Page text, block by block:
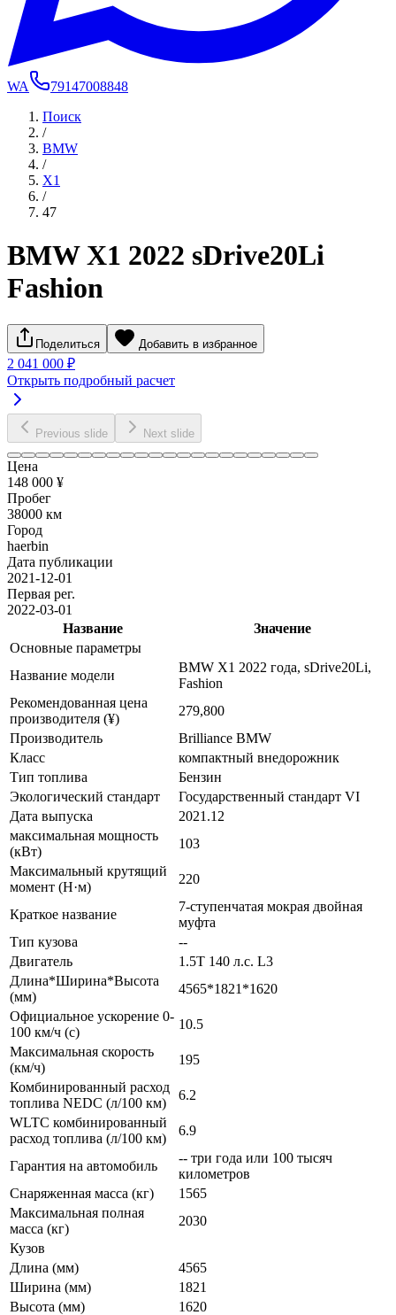
WA
79147008848
Поиск
/
BMW
/
X1
/
47
BMW X1 2022 sDrive20Li
Fashion
Поделиться Добавить в избранное
2 041 000 ₽
Открыть подробный расчет
Previous slide Next slide
Цена
148 000 ¥
Пробег
38000 км
Город
haerbin
Дата публикации
2021-12-01
Первая рег.
2022-03-01
Название
Значение
Основные параметры
Название модели
BMW X1 2022 года, sDrive20Li,
Fashion
Рекомендованная цена
производителя (¥)
279,800
Производитель
Brilliance BMW
Класс
компактный внедорожник
Тип топлива
Бензин
Экологический стандарт
Государственный стандарт VI
Дата выпуска
2021.12
максимальная мощность
(кВт)
103
Максимальный крутящий
момент (Н·м)
220
Краткое название
7-ступенчатая мокрая двойная
муфта
Тип кузова
--
Двигатель
1.5T 140 л.с. L3
Длина*Ширина*Высота
(мм)
4565*1821*1620
Официальное ускорение 0-
100 км/ч (с)
10.5
Максимальная скорость
(км/ч)
195
Комбинированный расход
топлива NEDC (л/100 км)
6.2
WLTC комбинированный
расход топлива (л/100 км)
6.9
Гарантия на автомобиль
-- три года или 100 тысяч
километров
Снаряженная масса (кг)
1565
Максимальная полная
масса (кг)
2030
Кузов
Длина (мм)
4565
Ширина (мм)
1821
Высота (мм)
1620